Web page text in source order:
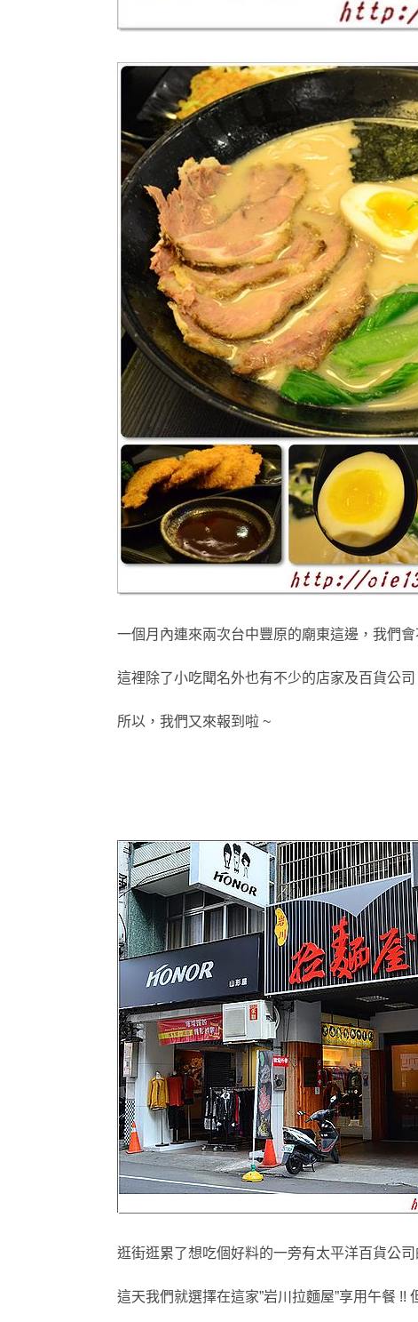
一個月內連來兩次台中豐原的廟東這邊，我們
這裡除了小吃聞名外也有不少的店家及百貨公司
所以 ， 我們又來報到啦 ~
逛街逛累了想吃個好料的一旁有太平洋百貨公
這天我們就選擇在這家”岩川拉麵屋”享用午餐 !!